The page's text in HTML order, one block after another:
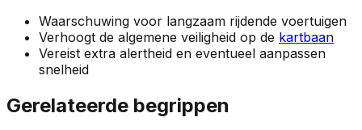
Waarschuwing voor langzaam rijdende voertuigen
Verhoogt de algemene veiligheid op de kartbaan
Vereist extra alertheid en eventueel aanpassen
snelheid
Gerelateerde begrippen